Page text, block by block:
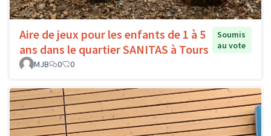
Aire de jeux pour les enfants de 1 à 5
ans dans le quartier SANITAS à Tours
Soumis
au vote
MJB
0 0